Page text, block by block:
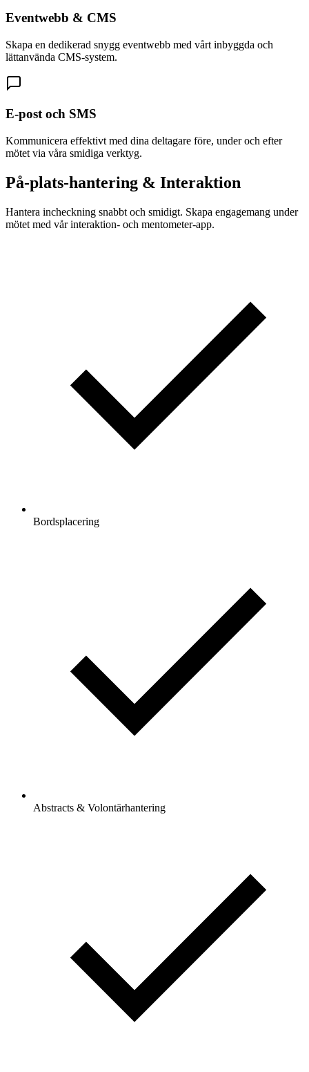
Eventwebb & CMS
Skapa en dedikerad snygg eventwebb med vårt inbyggda och
lättanvända CMS-system.
E-post och SMS
Kommunicera effektivt med dina deltagare före, under och efter
mötet via våra smidiga verktyg.
På-plats-hantering & Interaktion
Hantera incheckning snabbt och smidigt. Skapa engagemang under
mötet med vår interaktion- och mentometer-app.
Bordsplacering
Abstracts & Volontärhantering